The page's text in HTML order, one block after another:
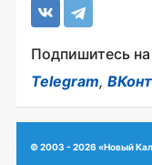
Подпишитесь на
Telegram,
© 2003 - 2026 «Новый